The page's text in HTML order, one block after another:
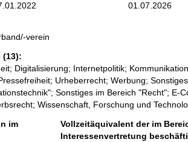
01.07.2026
verein
(13):
Digitalisierung; Internetpolitik;
Urheberrecht; Werbung;
Sonstiges im Bereich "Recht"; E-
Wissenschaft, Forschung und
im
Vollzeitäquivalent der im
Interessenvertretung